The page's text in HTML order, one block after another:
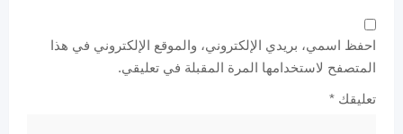
احفظ اسمي، بريدي الإلكتروني، والموقع الإلكتروني في هذا
المتصفح لاستخدامها المرة المقبلة في تعليقي.
تعليقك *